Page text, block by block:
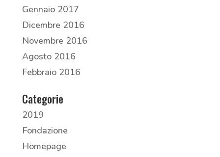
Gennaio 2017
Dicembre 2016
Novembre 2016
Agosto 2016
Febbraio 2016
Categorie
2019
Fondazione
Homepage